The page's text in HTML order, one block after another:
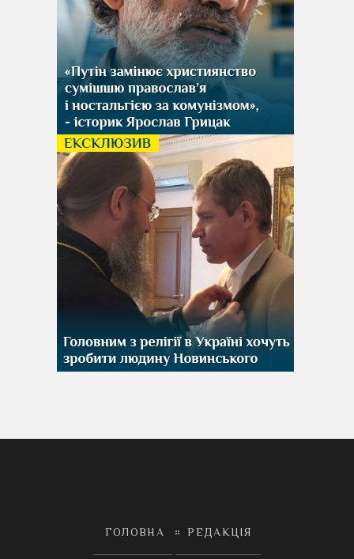
ГОЛОВНА РЕДАКЦІЯ